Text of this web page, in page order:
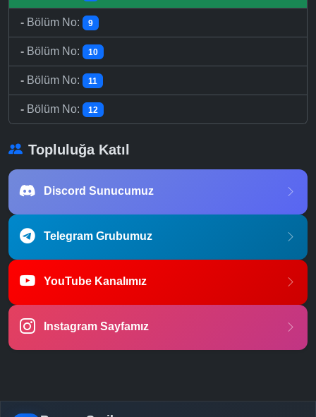
- Bölüm No: 9
- Bölüm No: 10
- Bölüm No: 11
- Bölüm No: 12
Topluluğa Katıl
Discord Sunucumuz
Telegram Grubumuz
YouTube Kanalımız
Instagram Sayfamız